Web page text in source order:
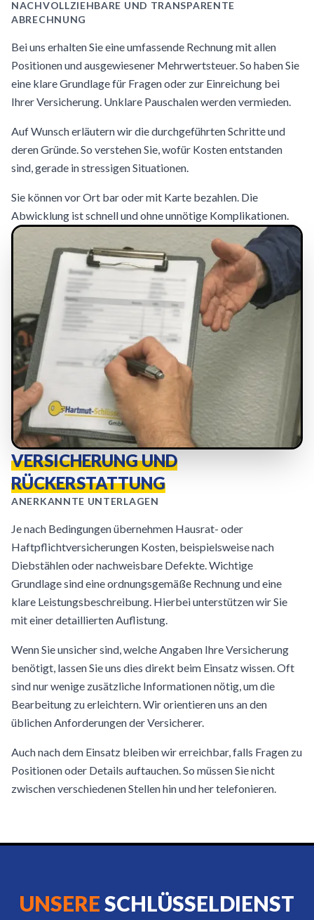
NACHVOLLZIEHBARE UND TRANSPARENTE
ABRECHNUNG
Bei uns erhalten Sie eine umfassende Rechnung mit allen
Positionen und ausgewiesener Mehrwertsteuer. So haben Sie
eine klare Grundlage für Fragen oder zur Einreichung bei
Ihrer Versicherung. Unklare Pauschalen werden vermieden.
Auf Wunsch erläutern wir die durchgeführten Schritte und
deren Gründe. So verstehen Sie, wofür Kosten entstanden
sind, gerade in stressigen Situationen.
Sie können vor Ort bar oder mit Karte bezahlen. Die
Abwicklung ist schnell und ohne unnötige Komplikationen.
VERSICHERUNG UND
RÜCKERSTATTUNG
ANERKANNTE UNTERLAGEN
Je nach Bedingungen übernehmen Hausrat- oder
Haftpflichtversicherungen Kosten, beispielsweise nach
Diebstählen oder nachweisbare Defekte. Wichtige
Grundlage sind eine ordnungsgemäße Rechnung und eine
klare Leistungsbeschreibung. Hierbei unterstützen wir Sie
mit einer detaillierten Auflistung.
Wenn Sie unsicher sind, welche Angaben Ihre Versicherung
benötigt, lassen Sie uns dies direkt beim Einsatz wissen. Oft
sind nur wenige zusätzliche Informationen nötig, um die
Bearbeitung zu erleichtern. Wir orientieren uns an den
üblichen Anforderungen der Versicherer.
Auch nach dem Einsatz bleiben wir erreichbar, falls Fragen zu
Positionen oder Details auftauchen. So müssen Sie nicht
zwischen verschiedenen Stellen hin und her telefonieren.
UNSERESCHLÜSSELDIENST